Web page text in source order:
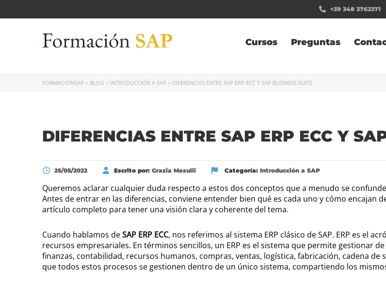
+39 348 3762371
Cursos Preguntas
FORMACIONSAP > BLOG > INTRODUCCIÓN A SAP > DIFERENCIAS ENTRE SAP ERP ECC Y SAP BUSINESS SUITE
DIFERENCIAS ENTRE SAP ERP ECC Y
25/05/2022 Escrito por: Grazia Masulli Categoría: Introducción a SAP
Queremos aclarar cualquier duda respecto a estos dos conceptos que a menudo se
Antes de entrar en las diferencias, conviene entender bien qué es cada uno y cómo encajan
artículo completo para tener una visión clara y coherente del tema.
Cuando hablamos deSAP ERP ECC, nos referimos al sistema ERP clásico de SAP. ERP es el
recursos empresariales. En términos sencillos, un ERP es el sistema que permite gestionar
finanzas, contabilidad, recursos humanos, compras, ventas, logística, fabricación, cadena
que todos estos procesos se gestionen dentro de un único sistema, compartiendo los